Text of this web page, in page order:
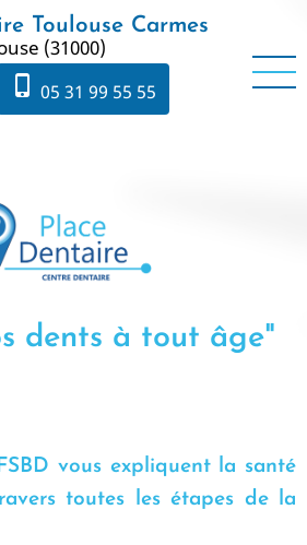
Toulouse Carmes
(31000)
phone_iphone 05 31 99 55 55
dents à tout âge"
vous expliquent la santé
toutes les étapes de la